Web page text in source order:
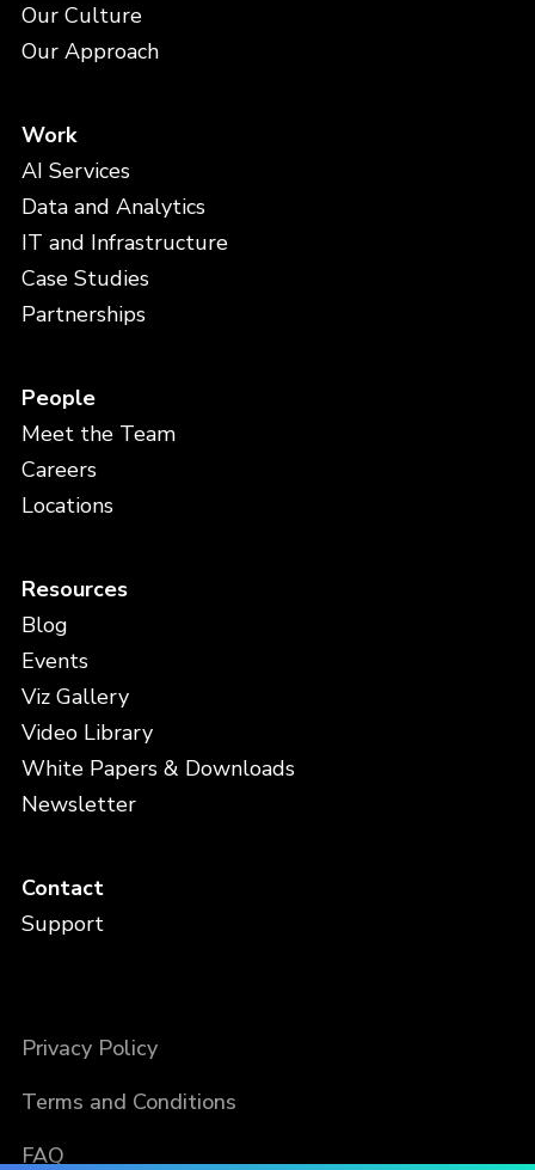
Our Culture
Our Approach
Work
AI Services
Data and Analytics
IT and Infrastructure
Case Studies
Partnerships
People
Meet the Team
Careers
Locations
Resources
Blog
Events
Viz Gallery
Video Library
White Papers & Downloads
Newsletter
Contact
Support
Privacy Policy
Terms and Conditions
FAQ